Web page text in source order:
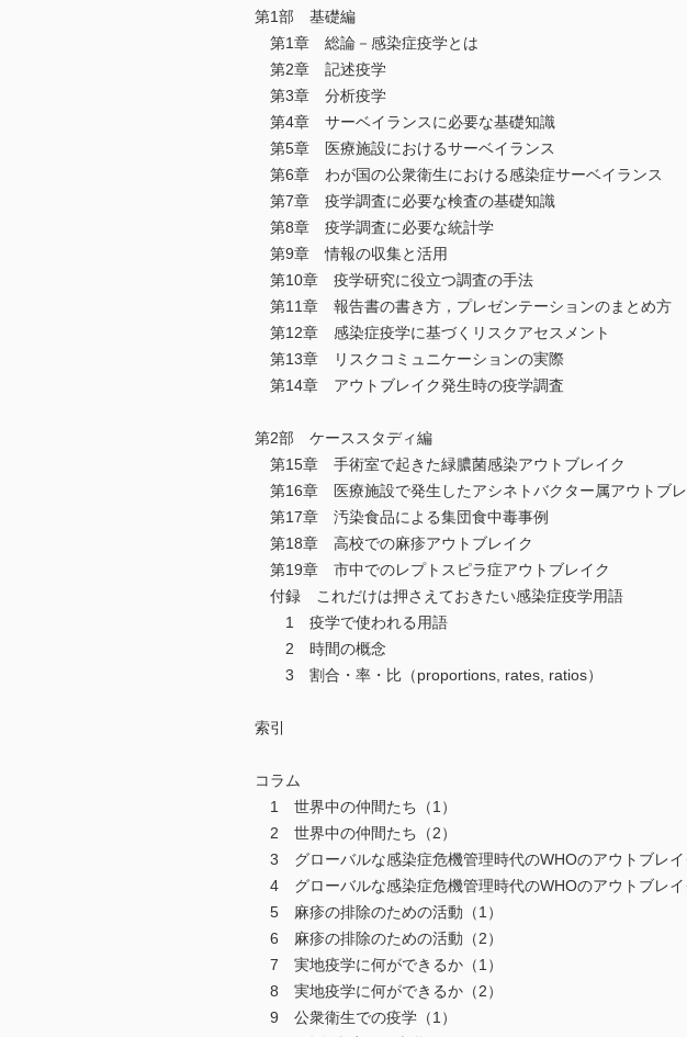
第1部 基礎編
第1章 総論－感染症疫学とは
第2章 記述疫学
第3章 分析疫学
第4章 サーベイランスに必要な基礎知識
第5章 医療施設におけるサーベイランス
第6章 わが国の公衆衛生における感染症サーベイランス
第7章 疫学調査に必要な検査の基礎知識
第8章 疫学調査に必要な統計学
第9章 情報の収集と活用
第10章 疫学研究に役立つ調査の手法
第11章 報告書の書き方，プレゼンテーションのまとめ方
第12章 感染症疫学に基づくリスクアセスメント
第13章 リスクコミュニケーションの実際
第14章 アウトブレイク発生時の疫学調査
第2部 ケーススタディ編
第15章 手術室で起きた緑膿菌感染アウトブレイク
第16章 医療施設で発生したアシネトバクター属アウトブレ
第17章 汚染食品による集団食中毒事例
第18章 高校での麻疹アウトブレイク
第19章 市中でのレプトスピラ症アウトブレイク
付録 これだけは押さえておきたい感染症疫学用語
1 疫学で使われる用語
2 時間の概念
3 割合・率・比（proportions, rates, ratios）
索引
コラム
1 世界中の仲間たち（1）
2 世界中の仲間たち（2）
3 グローバルな感染症危機管理時代のWHOのアウトブレイ
4 グローバルな感染症危機管理時代のWHOのアウトブレイ
5 麻疹の排除のための活動（1）
6 麻疹の排除のための活動（2）
7 実地疫学に何ができるか（1）
8 実地疫学に何ができるか（2）
9 公衆衛生での疫学（1）